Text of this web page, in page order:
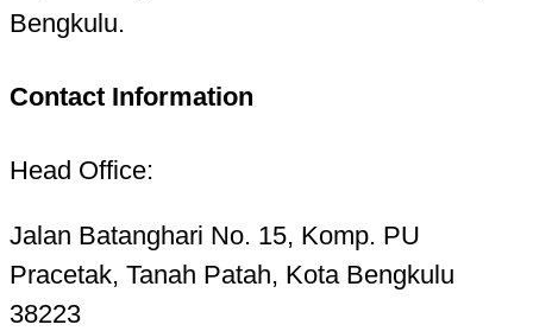
Bengkulu.
Contact Information
Head Office:
Jalan Batanghari No. 15, Komp. PU
Pracetak, Tanah Patah, Kota Bengkulu
38223